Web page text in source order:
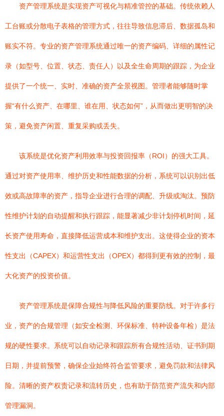
资产管理系统是实现资产可视化与精准管控的基础。传统依赖人
工台账或分散电子表格的管理方式，往往导致信息滞后、数据孤岛和
账实不符。专业的资产管理系统通过唯一的资产编码、详细的属性记
录（如型号、位置、状态、责任人）以及全生命周期的跟踪，为企业
提供了一个统一、实时、准确的资产全景视图。管理者能够随时掌
握“有什么资产、在哪里、谁在用、状态如何”，从而做出更明智的决
策，避免资产闲置、重复采购或丢失。
该系统是优化资产利用效率与投资回报率（ROI）的强大工具。
通过对资产使用率、维护历史和性能数据的分析，系统可以识别出低
效或高故障率的资产，指导企业进行合理的调配、升级或淘汰。预防
性维护计划的自动提醒和执行跟踪，能显著减少非计划停机时间，延
长资产使用寿命，直接降低运营成本和维护支出。这使得企业的资本
性支出（CAPEX）和运营性支出（OPEX）都得到更有效的控制，最
大化资产的投资价值。
资产管理系统是保障合规性与降低风险的重要防线。对于许多行
业，资产的合规管理（如安全检测、环保标准、特种设备年检）是法
规的硬性要求。系统可以自动记录和跟踪所有合规性活动、证书到期
日期，并提前预警，确保企业始终符合监管要求，避免罚款和法律风
险。清晰的资产权责记录和流转历史，也有助于防范资产流失和内部
管理漏洞。